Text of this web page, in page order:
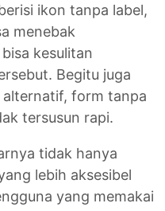
ikon tanpa label,
menebak
kesulitan
Begitu juga
form tanpa
tersusun rapi.
tidak hanya
lebih aksesibel
yang memakai